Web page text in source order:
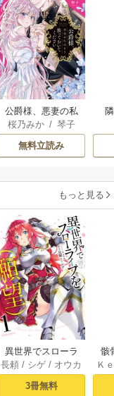
公爵様、悪妻の私
はもう放っておい
てください
桜乃みか/ 琴子
無料立読み
もっと見る
異世界でスローラ
イフを（願望） 1
長頼 / シゲ / オウカ
3冊無料
骸
異
Ｋ